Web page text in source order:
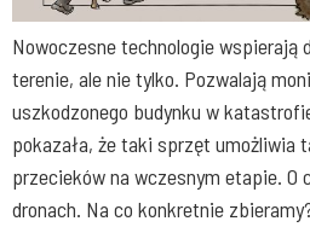
Nowoczesne technologie wspierają
terenie, ale nie tylko. Pozwalają
uszkodzonego budynku w
pokazała, że taki sprzęt umożliwia
przecieków na wczesnym etapie. O
dronach. Na co konkretnie